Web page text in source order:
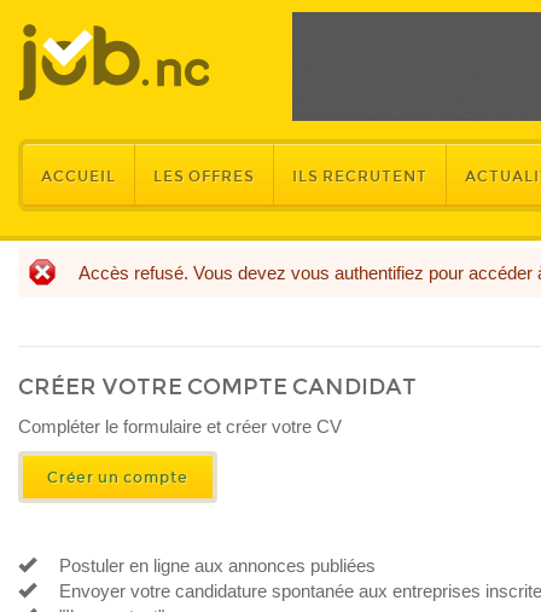
ACCUEIL LES OFFRES ILS RECRUTENT
Accès refusé. Vous devez vous authentifiez pour accéder
CRÉER VOTRE COMPTE CANDIDAT
​Compléter le formulaire et créer votre CV
Créer un compte
Postuler en ligne aux annonces publiées
Envoyer votre candidature spontanée aux entreprises